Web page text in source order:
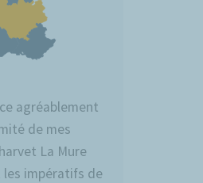
agréablement
de mes
La Mure
les impératifs de